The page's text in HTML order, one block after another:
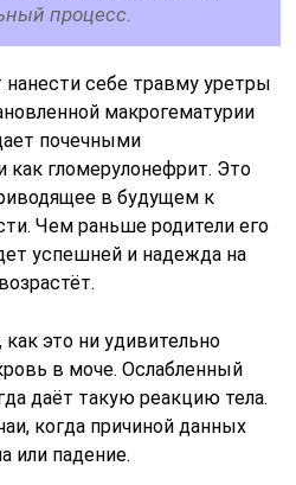
процесс.
себе травму уретры
макрогематурии
почечными
как гломерулонефрит. Это
в будущем к
Чем раньше родители его
успешней и надежда на
это ни удивительно
в моче. Ослабленный
даёт такую реакцию тела.
когда причиной данных
или падение.